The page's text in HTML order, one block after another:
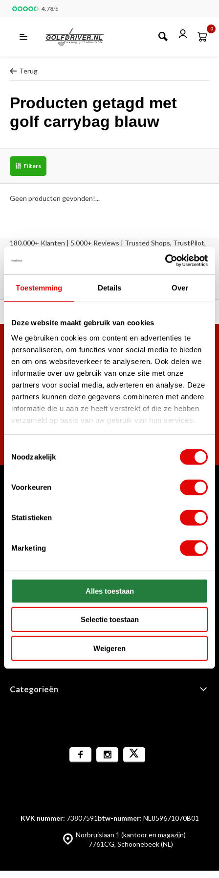
Toestemming Details Over
Deze website maakt gebruik van cookies
We gebruiken cookies om content en advertenties te
personaliseren, om functies voor social media te bieden
en om ons websiteverkeer te analyseren. Ook delen we
informatie over uw gebruik van onze site met onze
partners voor social media, adverteren en analyse. Deze
partners kunnen deze gegevens combineren met andere
informatie die u aan ze heeft verstrekt of die ze hebben
verzameld op basis van uw gebruik van hun services.
Noodzakelijk
Voorkeuren
Statistieken
Marketing
Alles toestaan
Selectie toestaan
Weigeren
4.78/5
0
Terug
Producten getagd met
golf carrybag blauw
Filters
Geen producten gevonden!...
180.000+ Klanten | 5.000+ Reviews | Trusted Shops, TrustPilot,
Reviews: Onze klanten aan het
woord
Meer dan 38.000 klanten hebben zich al
aangemeld.
Word ook lid van de nieuwsbrief en mis nooit meer de beste
golf aanbiedingen!
Waar kunnen we u mee helpen?
Bel ons gerust
Chat met ons
Stuur ons een e-mail
sales@golfdriver.nl
Klantenservice
Informatie
Categorieën
Norbruislaan 1 (kantoor en magazijn)
7761CG, Schoonebeek (NL)
KVK nummer: 73807591 btw-nummer: NL859671070B01